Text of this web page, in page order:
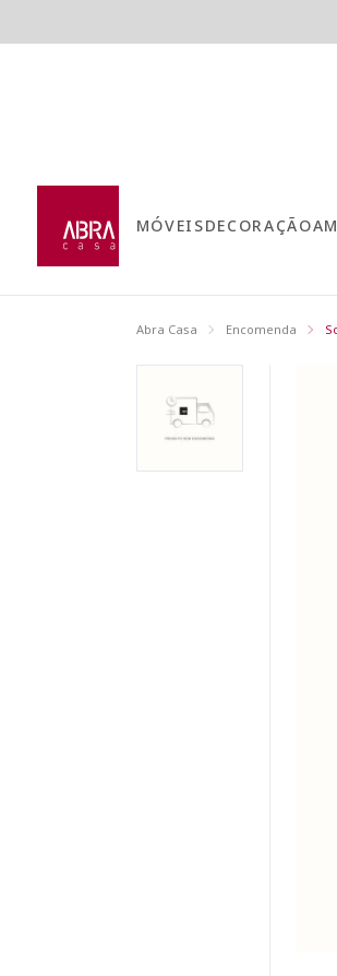
MÓVEISDECORAÇÃO
Abra Casa Encomenda